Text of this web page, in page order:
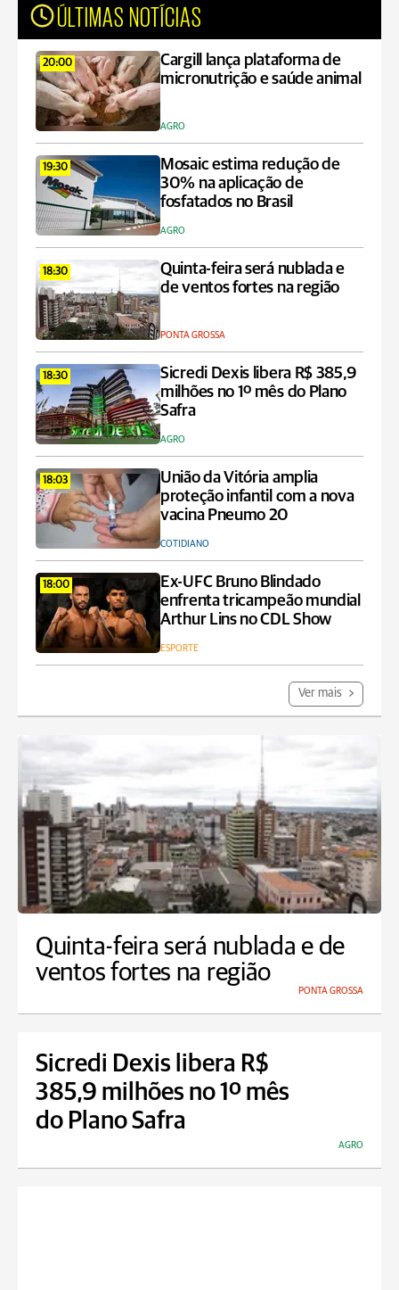
ÚLTIMAS NOTÍCIAS
20:00
Cargill lança plataforma de
micronutrição e saúde animal
AGRO
19:30
Mosaic estima redução de
30% na aplicação de
fosfatados no Brasil
AGRO
18:30
Quinta-feira será nublada e
de ventos fortes na região
PONTA GROSSA
18:30
Sicredi Dexis libera R$ 385,9
milhões no 1º mês do Plano
Safra
AGRO
18:03
União da Vitória amplia
proteção infantil com a nova
vacina Pneumo 20
COTIDIANO
18:00
Ex-UFC Bruno Blindado
enfrenta tricampeão mundial
Arthur Lins no CDL Show
ESPORTE
Ver mais
Quinta-feira será nublada e de
ventos fortes na região
PONTA GROSSA
Sicredi Dexis libera R$
385,9 milhões no 1º mês
do Plano Safra
AGRO